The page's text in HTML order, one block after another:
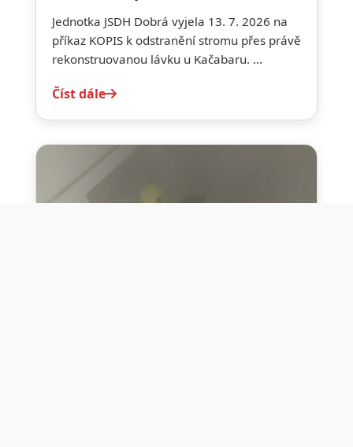
Jednotka JSDH Dobrá vyjela 13. 7. 2026 na
příkaz KOPIS k odstranění stromu přes právě
rekonstruovanou lávku u Kačabaru. ...
Číst dále